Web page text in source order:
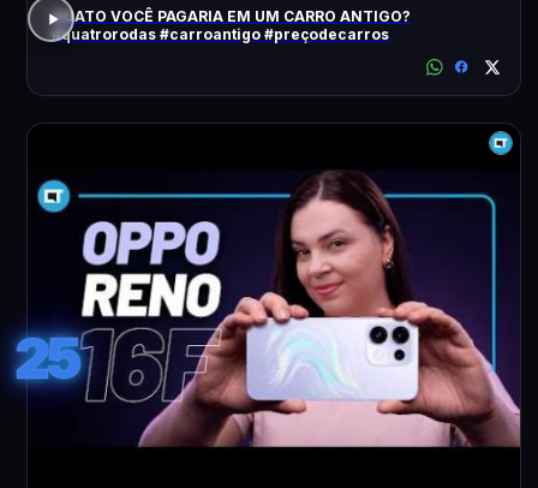
QUATO VOCÊ PAGARIA EM UM CARRO ANTIGO?
#quatrorodas #carroantigo #preçodecarros
25